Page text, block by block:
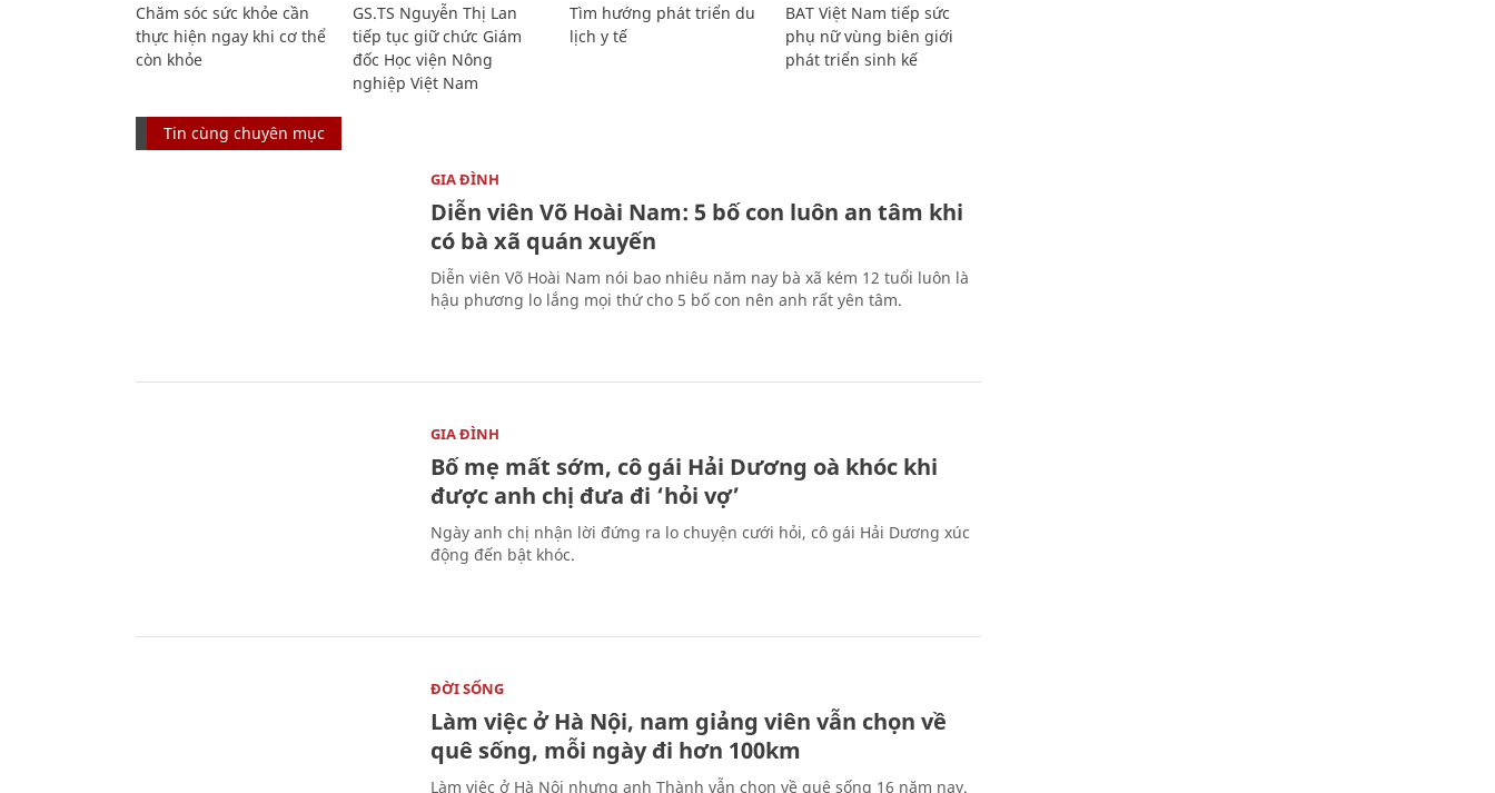
Chăm sóc sức khỏe cần
thực hiện ngay khi cơ thể
còn khỏe
GS.TS Nguyễn Thị Lan
tiếp tục giữ chức Giám
đốc Học viện Nông
nghiệp Việt Nam
Tìm hướng phát triển du
lịch y tế
BAT Việt Nam tiếp sức
phụ nữ vùng biên giới
phát triển sinh kế
Tin cùng chuyên mục
GIA ĐÌNH
Diễn viên Võ Hoài Nam: 5 bố con luôn an tâm khi
có bà xã quán xuyến
Diễn viên Võ Hoài Nam nói bao nhiêu năm nay bà xã kém 12 tuổi luôn là
hậu phương lo lắng mọi thứ cho 5 bố con nên anh rất yên tâm.
GIA ĐÌNH
Bố mẹ mất sớm, cô gái Hải Dương oà khóc khi
được anh chị đưa đi ‘hỏi vợ’
Ngày anh chị nhận lời đứng ra lo chuyện cưới hỏi, cô gái Hải Dương xúc
động đến bật khóc.
ĐỜI SỐNG
Làm việc ở Hà Nội, nam giảng viên vẫn chọn về
quê sống, mỗi ngày đi hơn 100km
Làm việc ở Hà Nội nhưng anh Thành vẫn chọn về quê sống 16 năm nay.